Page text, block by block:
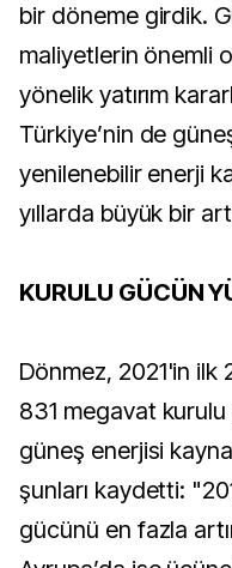
bir döneme girdik.
maliyetlerin önemli
yönelik yatırım
Türkiye’nin de
yenilenebilir enerji
yıllarda büyük bir
KURULU GÜCÜN
Dönmez, 2021'in ilk
831 megavat
güneş enerjisi
şunları kaydetti:
gücünü en fazla